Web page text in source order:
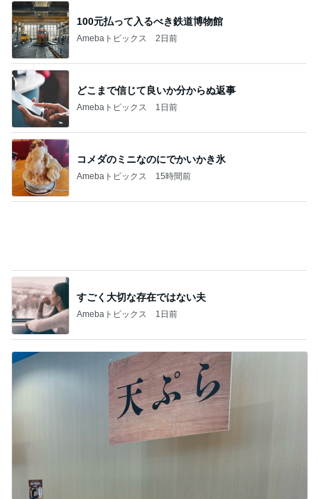
嬉しい戦力になってきた2人の手伝い
Amebaトピックス 2日前
5分で作れるかき玉トマトの丼
Amebaトピックス 1日前
ヒデ 吉野家で紅生姜ガッツリ牛丼
Amebaトピックス
記事を読む
これから行ってくる胃カメラ検査
Amebaトピックス 1日前